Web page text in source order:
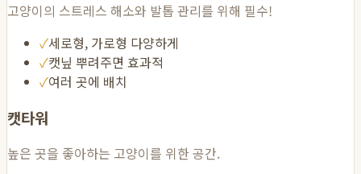
고양이의 스트레스 해소와 발톱 관리를 위해 필수!
✓세로형, 가로형 다양하게
✓캣닢 뿌려주면 효과적
✓여러 곳에 배치
캣타워
높은 곳을 좋아하는 고양이를 위한 공간.